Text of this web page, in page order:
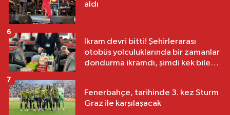
aldı
İkram devri bitti! Şehirlerarası
otobüs yolculuklarında bir zamanlar
dondurma ikramdı, şimdi kek bile
6
Fenerbahçe, tarihinde 3. kez Sturm
Graz ile karşılaşacak
7